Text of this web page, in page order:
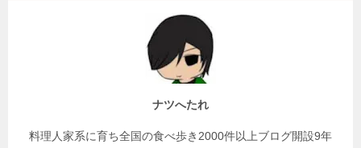
ナツへたれ
料理人家系に育ち全国の食べ歩き2000件以上ブログ開設9年